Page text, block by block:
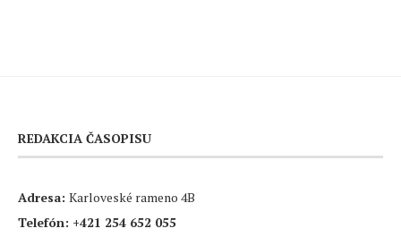
REDAKCIA ČASOPISU
Adresa: Karloveské rameno 4B
Telefón: +421 254 652 055